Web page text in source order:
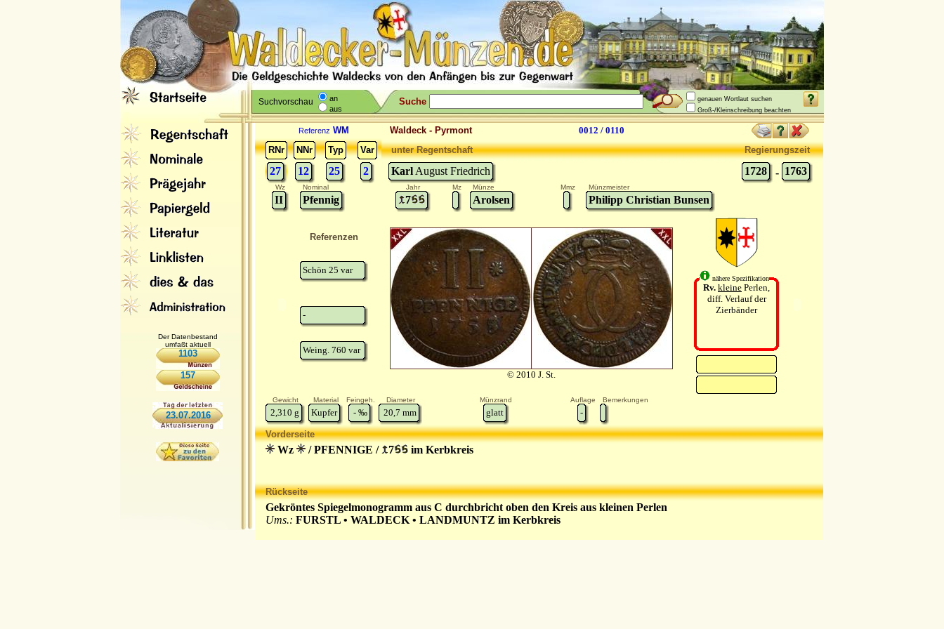
Suchvorschau
an
aus
Suche
genauen Wortlaut suchen
Groß-/Kleinschreibung beachten
Der Datenbestand
umfaßt aktuell
1103
157
23.07.2016
Referenz WM Waldeck - Pyrmont
0012 / 0110
RNr
NNr Typ Var
27 12 25 2
unter Regentschaft Regierungszeit
Karl August Friedrich 1728 - 1763
Wz Nominal Jahr Mz Münze Mmz Münzmeister
II Pfennig 7 Arolsen Philipp Christian Bunsen
Referenzen
Schön 25 var
-
Weing. 760 var
© 2010 J. St.
nähere Spezifikation
Rv. kleine Perlen,
diff. Verlauf der
Zierbänder
Gewicht Material Feingeh. Diameter Münzrand Auflage Bemerkungen
2,310 g Kupfer - ‰ 20,7 mm glatt -
Vorderseite
Wz / PFENNIGE / 7 im Kerbkreis
Rückseite
Gekröntes Spiegelmonogramm aus C durchbricht oben den Kreis aus kleinen Perlen
Ums.: FURSTL • WALDECK • LANDMUNTZ im Kerbkreis